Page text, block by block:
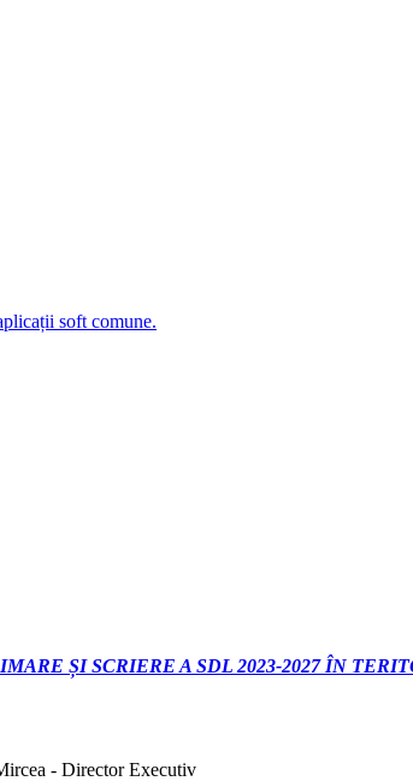
soft comune.
ȘI SCRIERE A SDL 2023-2027 ÎN
- Director Executiv